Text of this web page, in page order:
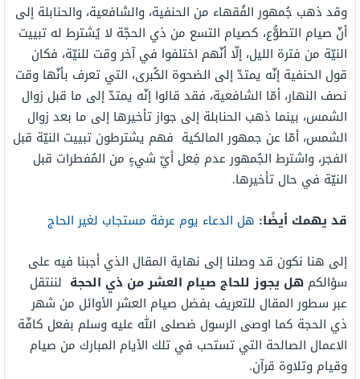
وقد ذهب جُمهور الفُقهاء من الحنفية، والشافعية، والحنابلة إلى
أنّ صيام التطوُّع، كصيام التسع من ذي الحجّة لا يُشترط له تبييت
النيّة من فترة الليل، إلّا أنّهم اختلفوا في آخر وقت للنيّة، فكان
قول الحنفية إنّه يمتدّ إلى الضحوة الكُبرى، التي تعرف بأنّها وقت
نصف النهار، أمّا الشافعية، فقد قالوا إنّه يمتدّ إلى ما قبل زوال
الشمس، بينما ذهب الحنابلة إلى جواز تأخيرها إلى ما بعد زوال
الشمس، أمّا عن جمهور المالكية فهم يشترطون تبييت النيّة قبل
الفجر، واشترط الجُمهور عدم فِعل أيّ شيءٍ من المُفطرات قبل
النيّة في حال تأخيرها.
قد يهمك أيضًا: هل الدعاء يوم عرفة مستجاب لغير الحاج
إلى هنا نكون قد وصلنا إلى نهاية المقال الذي أجبنا فيه على
سؤالكم هل يجوز للحاج صيام العشر من ذي الحجة لننتقل
عبر سطور المقال للتعريف بفضل صيام العشر الأوائل من شهر
ذي الحجة كما اوصى الرسول ضصلى الله عليه وسلم بفعل كافّة
الاعمال الصالحة التي تستحب في تلك الأيام المبارك من صيام
وقيام وتلاوة قرآن.